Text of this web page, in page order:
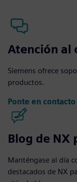
Atención al
Siemens ofrece
productos.
Ponte en
Blog de NX
Manténgase al día
destacados de NX